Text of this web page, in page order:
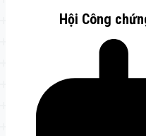
Hội Công